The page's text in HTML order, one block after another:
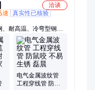
洽谈
速
真实性已核验
、耐高温、冷弯型钢、
管、法兰式金属软管、
阻燃包塑金属软管、金
加厚包塑金属软管、冷
热镀锌c型钢、热镀锌C
、JDG线管、热镀锌金
电气金属波纹管
工程穿线管 防鼠